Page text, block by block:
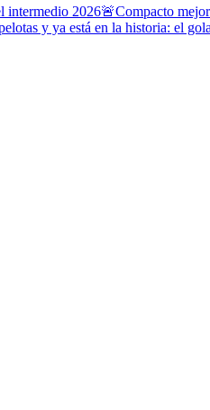
intermedio 2026🚨Compacto
y ya está en la historia: el